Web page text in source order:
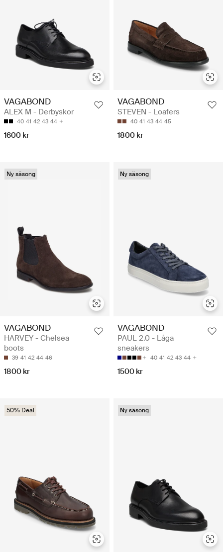
VAGABOND
ALEX M - Derbyskor
40 41 42 43 44
1600 kr
VAGABOND
STEVEN - Loafers
40 41 43 44 45
1800 kr
Ny säsong
VAGABOND
HARVEY - Chelsea
boots
39 41 42 44 46
1800 kr
Ny säsong
VAGABOND
PAUL 2.0 - Låga
sneakers
40 41 42 43 44
1500 kr
50% Deal Ny säsong